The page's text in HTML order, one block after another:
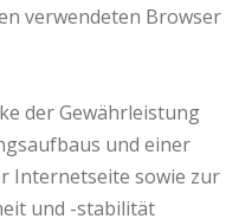
verwendeten Browser
der Gewährleistung
und einer
Internetseite sowie zur
und -stabilität